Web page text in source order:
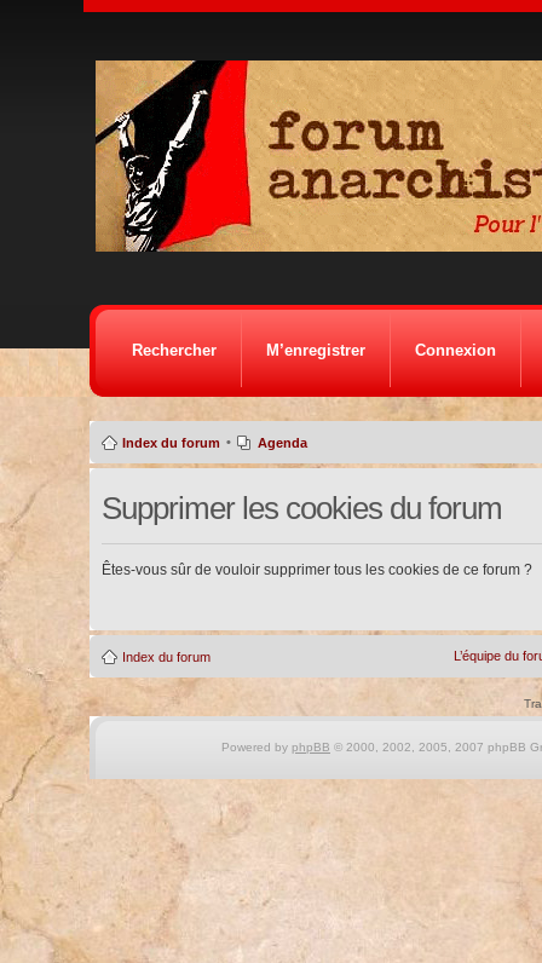
Rechercher M’enregistrer Connexion
Index du forum • Agenda
Supprimer les cookies du forum
Êtes-vous sûr de vouloir supprimer tous les cookies de ce forum ?
Index du forum L’équipe du
Powered by phpBB © 2000, 2002, 2005, 2007 phpBB